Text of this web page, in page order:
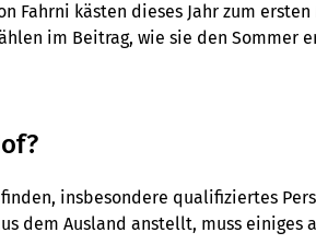
Fahrni kästen dieses Jahr zum ersten
im Beitrag, wie sie den Sommer
insbesondere qualifiziertes
dem Ausland anstellt, muss einiges